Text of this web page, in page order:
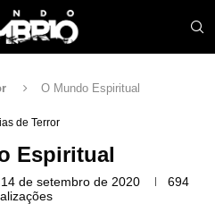
O Mundo Espiritual
de Terror
Espiritual
14 de setembro de 2020
694